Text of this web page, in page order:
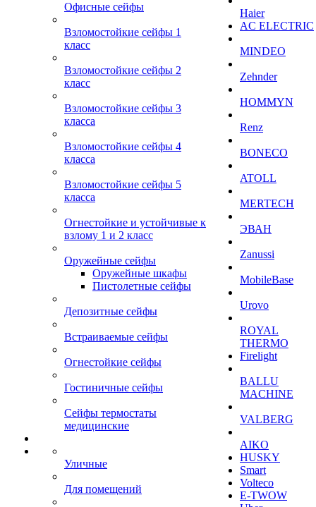
Офисные сейфы
Взломостойкие сейфы 1
класс
Взломостойкие сейфы 2
класс
Взломостойкие сейфы 3
класса
Взломостойкие сейфы 4
класса
Взломостойкие сейфы 5
класса
Огнестойкие и устойчивые к
взлому 1 и 2 класс
Оружейные сейфы
Оружейные шкафы
Пистолетные сейфы
Депозитные сейфы
Встраиваемые сейфы
Огнестойкие сейфы
Гостиничные сейфы
Сейфы термостаты
медицинские
Уличные
Для помещений
Haier
AC ELECTRIC
MINDEO
Zehnder
HOMMYN
Renz
BONECO
ATOLL
MERTECH
ЭВАН
Zanussi
MobileBase
Urovo
ROYAL
THERMO
Firelight
BALLU
MACHINE
VALBERG
AIKO
HUSKY
Smart
Volteco
E-TWOW